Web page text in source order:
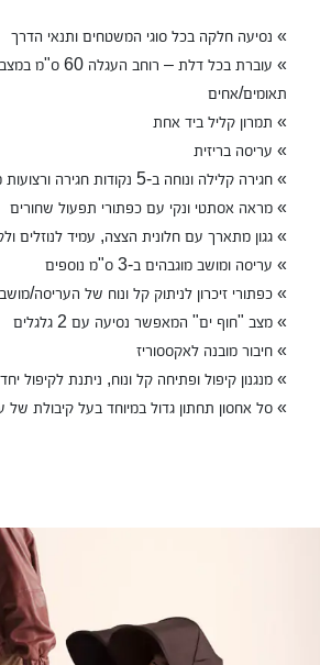
» נסיעה חלקה בכל סוגי המשטחים ותנאי הדרך
תאומים/אחים
» תמרון קליל ביד אחת
» עריסה בריזית
» חגירה קלילה ונוחה ב-5 נקודות חגירה ורצועות מרופדות במיוחד
» מראה אסתטי ונקי עם כפתורי תפעול שחורים
» גגון מתארך עם חלונית הצצה, עמיד לנוזלים
» עריסה ומושב מוגבהים ב-3 ס"מ נוספים
» כפתורי זיכרון לניתוק קל ונוח של העריסה/מושב
» מצב "חוף ים" המאפשר נסיעה עם 2 גלגלים
» חיבור מובנה לאקססוריז
» מנגנון קיפול ופתיחה קל ונוח, ניתנת לקיפול
» סל אחסון תחתון גדול במיוחד בעל קיבולת של עד 15